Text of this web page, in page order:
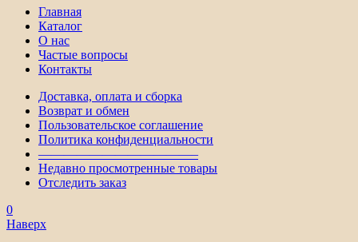
Главная
Каталог
О нас
Частые вопросы
Контакты
Доставка, оплата и сборка
Возврат и обмен
Пользовательское соглашение
Политика конфиденциальности
————————————–
Недавно просмотренные товары
Отследить заказ
0
Наверх